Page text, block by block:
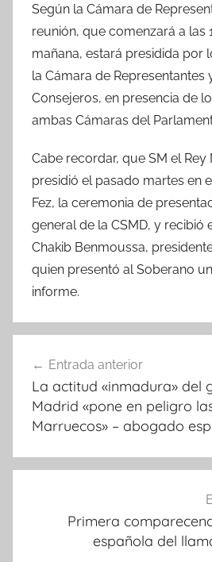
Según la Cámara de
reunión, que comenzará a las
mañana, estará presidida por
la Cámara de Representantes
Consejeros, en presencia de
ambas Cámaras del
Cabe recordar, que SM el Rey
presidió el pasado martes en
Fez, la ceremonia de
general de la CSMD, y recibió
Chakib Benmoussa,
quien presentó al Soberano
informe.
de
entradas
Entrada anterior
La actitud «inmadura» del
Madrid «pone en peligro
Marruecos» – abogado
Primera
española del